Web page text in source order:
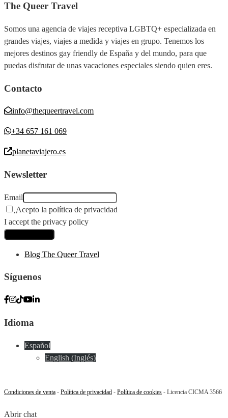
The Queer Travel
Somos una agencia de viajes receptiva LGBTQ+ especializada en
grandes viajes, viajes a medida y viajes en grupo. Tenemos los
mejores destinos gay friendly de España y del mundo, para que
puedas disfrutar de unas vacaciones especiales siendo quien eres.
Contacto
info@thequeertravel.com
+34 657 161 069
planetaviajero.es
Newsletter
Email
Acepto la política de privacidad
I accept the privacy policy
Blog The Queer Travel
Síguenos
Idioma
Español
English (Inglés)
Condiciones de venta - Política de privacidad - Política de cookies - Licencia CICMA 3566
Abrir chat